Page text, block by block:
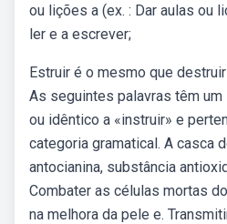
ou lições a (ex. : Dar aulas ou
ler e a escrever;
Estruir é o mesmo que
As seguintes palavras têm
ou idêntico a «instruir» e
categoria gramatical. A casca
antocianina, substância
Combater as células mortas
na melhora da pele e.